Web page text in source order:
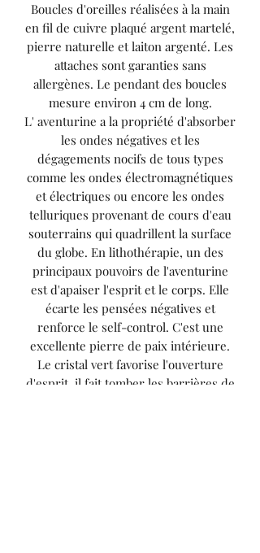
Boucles d'oreilles réalisées à la main
en fil de cuivre plaqué argent martelé,
pierre naturelle et laiton argenté. Les
attaches sont garanties sans
allergènes. Le pendant des boucles
mesure environ 4 cm de long.
L' aventurine a la propriété d'absorber
les ondes négatives et les
dégagements nocifs de tous types
comme les ondes électromagnétiques
et électriques ou encore les ondes
telluriques provenant de cours d'eau
souterrains qui quadrillent la surface
du globe. En lithothérapie, un des
principaux pouvoirs de l'aventurine
est d'apaiser l'esprit et le corps. Elle
écarte les pensées négatives et
renforce le self-control. C'est une
excellente pierre de paix intérieure.
Le cristal vert favorise l'ouverture
d'esprit, il fait tomber les barrières de